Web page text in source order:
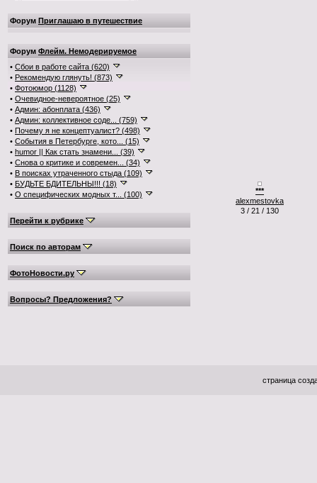
Форум Приглашаю в путешествие
Форум Флейм. Немодерируемое
• Сбои в работе сайта (620)
• Рекомендую глянуть! (873)
• Фотоюмор (1128)
• Очевидное-невероятное (25)
• Админ: абонплата (436)
• Админ: коллективное соде... (759)
• Почему я не концептуалист? (498)
• События в Петербурге, кото... (15)
• humor || Как стать знамени... (39)
• Снова о критике и современ... (34)
• В поисках утраченного стыда (109)
• БУДЬТЕ БДИТЕЛЬНЫ!!! (18)
• О специфических модных т... (100)
Перейти к рубрике
Поиск по авторам
ФотоНовости.ру
Вопросы? Предложения?
***
alexmestovka
3 / 21 / 130
страница